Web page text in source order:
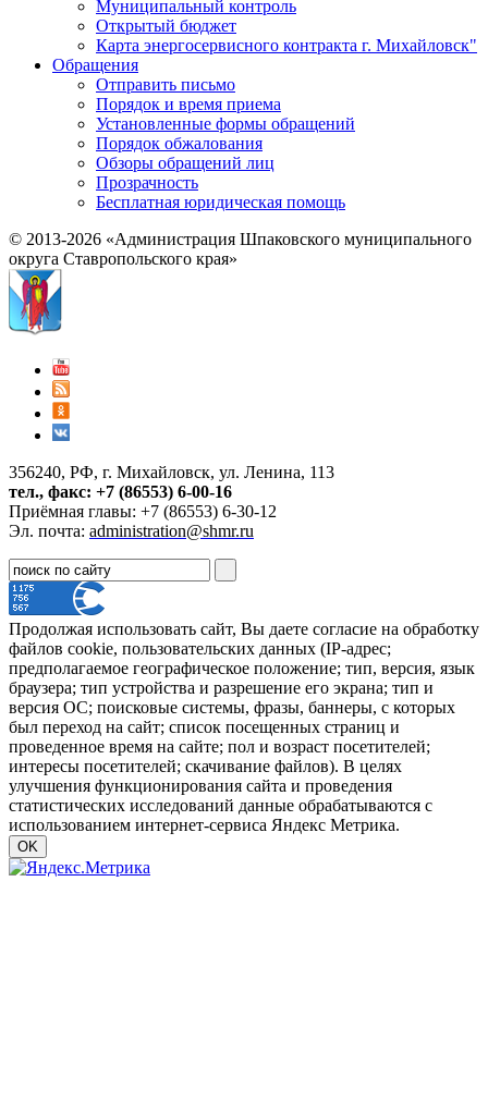
Муниципальный контроль
Открытый бюджет
Карта энергосервисного контракта г. Михайловск"
Обращения
Отправить письмо
Порядок и время приема
Установленные формы обращений
Порядок обжалования
Обзоры обращений лиц
Прозрачность
Бесплатная юридическая помощь
© 2013-2026 «Администрация Шпаковского муниципального
округа Ставропольского края»
356240, РФ, г. Михайловск, ул. Ленина, 113
тел., факс: +7 (86553) 6-00-16
Приёмная главы: +7 (86553) 6-30-12
Эл. почта: administration@shmr.ru
Продолжая использовать сайт, Вы даете согласие на обработку
файлов cookie, пользовательских данных (IP-адрес;
предполагаемое географическое положение; тип, версия, язык
браузера; тип устройства и разрешение его экрана; тип и
версия ОС; поисковые системы, фразы, баннеры, с которых
был переход на сайт; список посещенных страниц и
проведенное время на сайте; пол и возраст посетителей;
интересы посетителей; скачивание файлов). В целях
улучшения функционирования сайта и проведения
статистических исследований данные обрабатываются с
использованием интернет-сервиса Яндекс Метрика.
OK